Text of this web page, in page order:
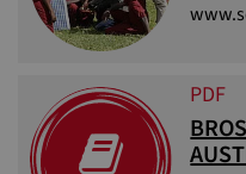
PDF